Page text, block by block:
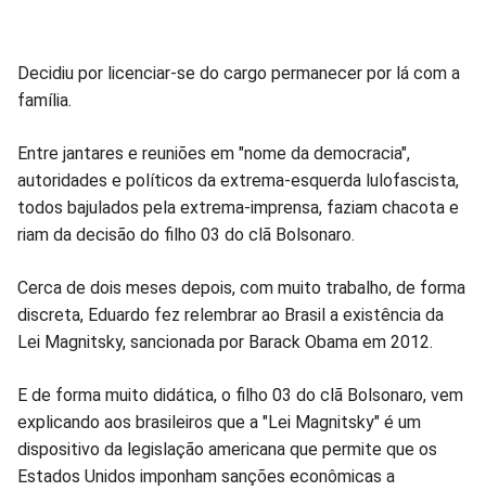
Decidiu por licenciar-se do cargo permanecer por lá com a
família.
Entre jantares e reuniões em "nome da democracia",
autoridades e políticos da extrema-esquerda lulofascista,
todos bajulados pela extrema-imprensa, faziam chacota e
riam da decisão do filho 03 do clã Bolsonaro.
Cerca de dois meses depois, com muito trabalho, de forma
discreta, Eduardo fez relembrar ao Brasil a existência da
Lei Magnitsky, sancionada por Barack Obama em 2012.
E de forma muito didática, o filho 03 do clã Bolsonaro, vem
explicando aos brasileiros que a "Lei Magnitsky" é um
dispositivo da legislação americana que permite que os
Estados Unidos imponham sanções econômicas a